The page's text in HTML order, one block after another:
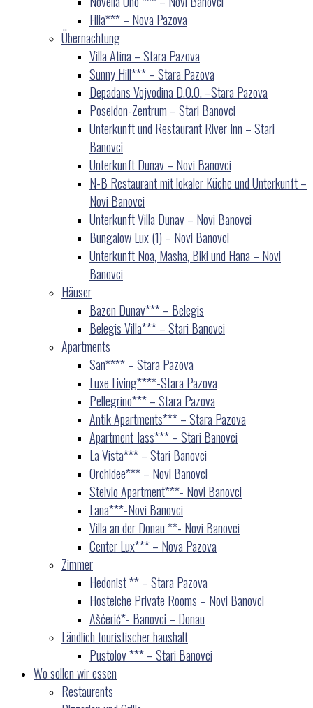
Filia*** – Nova Pazova
Übernachtung
Villa Atina – Stara Pazova
Sunny Hill*** – Stara Pazova
Depadans Vojvodina D.O.O. –Stara Pazova
Poseidon-Zentrum – Stari Banovci
Unterkunft und Restaurant River Inn – Stari
Banovci
Unterkunft Dunav – Novi Banovci
N-B Restaurant mit lokaler Küche und Unterkunft –
Novi Banovci
Unterkunft Villa Dunav – Novi Banovci
Bungalow Lux (1) – Novi Banovci
Unterkunft Noa, Masha, Biki und Hana – Novi
Banovci
Häuser
Bazen Dunav*** – Belegis
Belegis Villa*** – Stari Banovci
Apartments
San**** – Stara Pazova
Luxe Living****-Stara Pazova
Pellegrino*** – Stara Pazova
Antik Apartments*** – Stara Pazova
Apartment Jass*** – Stari Banovci
La Vista*** – Stari Banovci
Orchidee*** – Novi Banovci
Stelvio Apartment***- Novi Banovci
Lana***-Novi Banovci
Villa an der Donau **- Novi Banovci
Center Lux*** – Nova Pazova
Zimmer
Hedonist ** – Stara Pazova
Hostelche Private Rooms – Novi Banovci
Ašćerić*- Banovci – Donau
Ländlich touristischer haushalt
Pustolov *** – Stari Banovci
Wo sollen wir essen
Restaurents